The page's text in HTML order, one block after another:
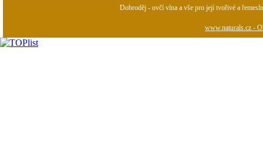
Dobroděj - ovčí vlna a vše pro její tvořivé a
www.naturals.cz -